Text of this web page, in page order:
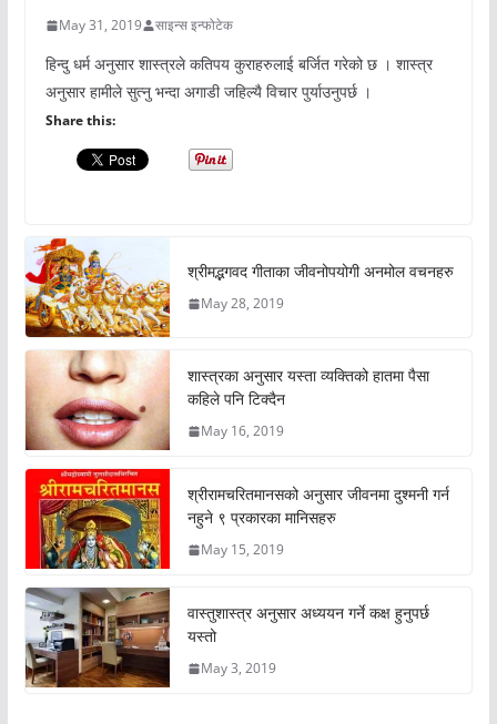
May 31, 2019 साइन्स इन्फोटेक
हिन्दु धर्म अनुसार शास्त्रले कतिपय कुराहरुलाई बर्जित गरेको छ । शास्त्र
अनुसार हामीले सुत्नु भन्दा अगाडी जहिल्यै विचार पुर्याउनुपर्छ ।
Share this:
श्रीमद्भगवद गीताका जीवनोपयोगी अनमोल वचनहरु
May 28, 2019
शास्त्रका अनुसार यस्ता व्यक्तिको हातमा पैसा
कहिले पनि टिक्दैन
May 16, 2019
श्रीरामचरितमानसको अनुसार जीवनमा दुश्मनी गर्न
नहुने ९ प्रकारका मानिसहरु
May 15, 2019
वास्तुशास्त्र अनुसार अध्ययन गर्ने कक्ष हुनुपर्छ
यस्तो
May 3, 2019